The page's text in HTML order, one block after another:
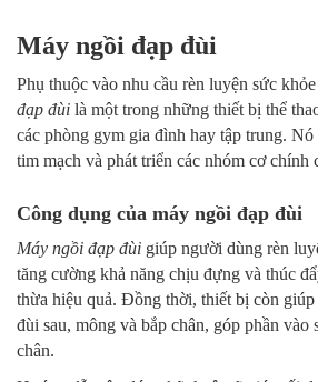
Máy ngồi đạp đùi
Phụ thuộc vào nhu cầu rèn luyện sức
đạp đùi là một trong những thiết bị thể
các phòng gym gia đình hay tập trung. Nó
tim mạch và phát triển các nhóm cơ chính
Công dụng của máy ngồi đạp đùi
Máy ngồi đạp đùi giúp người dùng rèn
tăng cường khả năng chịu đựng và thúc
thừa hiệu quả. Đồng thời, thiết bị còn
đùi sau, mông và bắp chân, góp phần vào
chân.